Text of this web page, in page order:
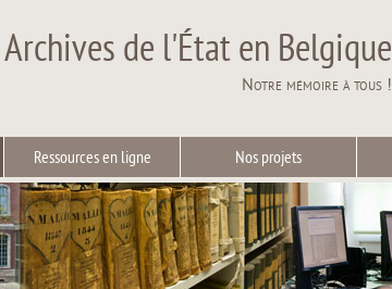
Archives de l'État en Belgique
Notre mémoire à tous !
Ressources en ligne Nos projets